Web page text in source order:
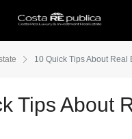
10 Quick Tips About Real
Tips About